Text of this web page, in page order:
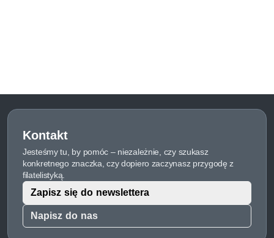
Kontakt
Jesteśmy tu, by pomóc – niezależnie, czy szukasz
konkretnego znaczka, czy dopiero zaczynasz przygodę z
filatelistyką.
Napisz do nas
Zapisz się do newslettera